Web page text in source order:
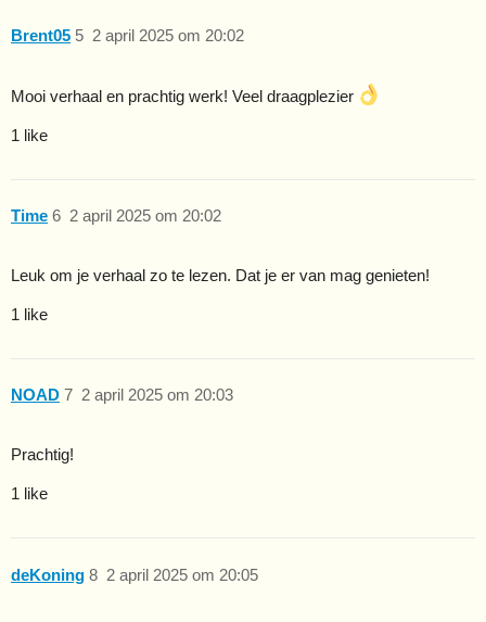
Brent05 2 april 2025 om 20:02
5
Mooi verhaal en prachtig werk! Veel draagplezier
1 like
Time 2 april 2025 om 20:02
6
Leuk om je verhaal zo te lezen. Dat je er van mag genieten!
1 like
NOAD 2 april 2025 om 20:03
7
Prachtig!
1 like
deKoning 2 april 2025 om 20:05
8